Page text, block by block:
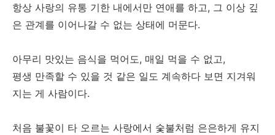
항상 사랑의 유통 기한 내에서만 연애를 하고, 그 이상 깊
은 관계를 이어나갈 수 없는 상태에 머문다.
아무리 맛있는 음식을 먹어도, 매일 먹을 수 없고,
평생 만족할 수 있을 것 같은 일도 계속하다 보면 지겨워
지는 게 사람이다.
처음 불꽃이 타 오르는 사랑에서 숯불처럼 은은하게 유지